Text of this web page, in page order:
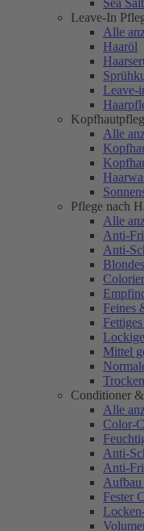
Sea
Leave-In
Alle
Haaröl
Leave-
Alle
Pflege nach
Alle
Anti-
Anti-
Feines
Mittel
Conditioner
Alle
Color-
Anti-
Anti-
Aufbau
Fester